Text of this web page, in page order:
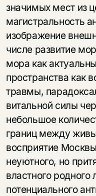
значимых мест из
магистральность
изображение
числе развитие
мора как
пространства как
травмы,
витальной силы
небольшое
границ между
восприятие
неуютного, но
властного
потенциального